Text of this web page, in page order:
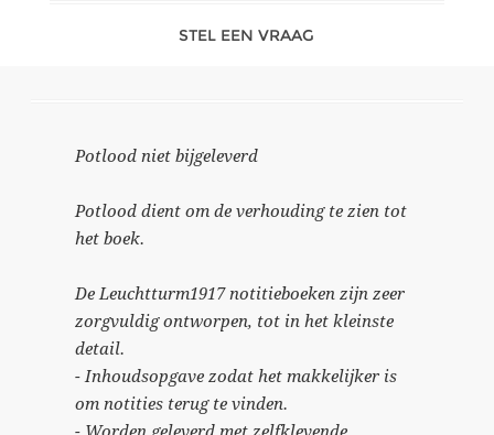
STEL EEN VRAAG
Potlood niet bijgeleverd
Potlood dient om de verhouding te zien tot
het boek.
De Leuchtturm1917 notitieboeken zijn zeer
zorgvuldig ontworpen, tot in het kleinste
detail.
- Inhoudsopgave zodat het makkelijker is
om notities terug te vinden.